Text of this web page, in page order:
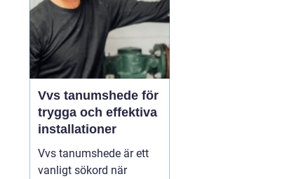
Vvs tanumshede för
trygga och effektiva
installationer
Vvs tanumshede är ett
vanligt sökord när